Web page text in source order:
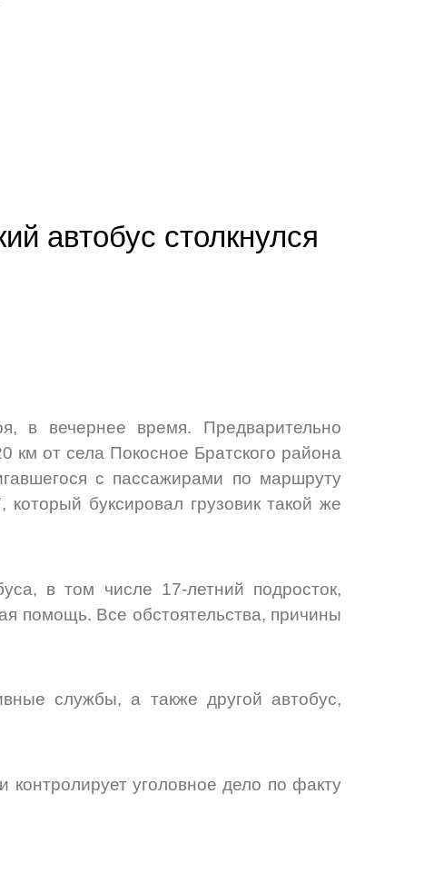
автобус столкнулся
в вечернее время. Предварительно
км от села Покосное Братского района
с пассажирами по маршруту
буксировал грузовик такой же
в том числе 17-летний подросток,
помощь. Все обстоятельства, причины
службы, а также другой автобус,
контролирует уголовное дело по факту